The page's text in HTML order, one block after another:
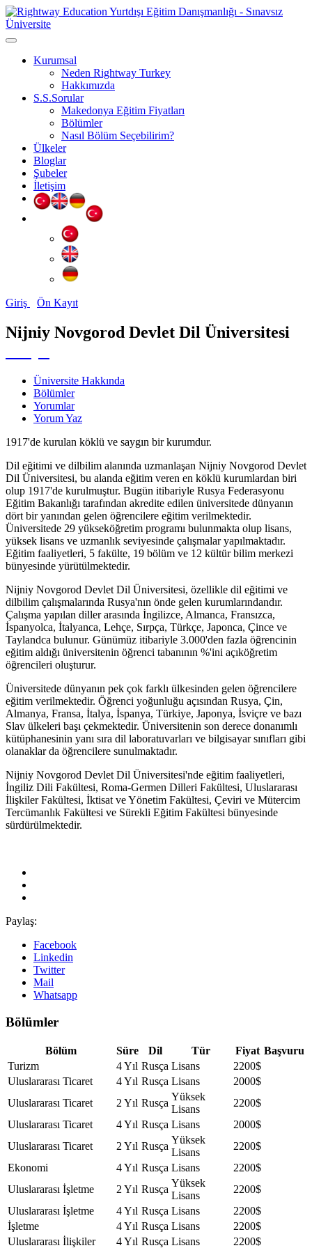
Kurumsal
Neden Rightway Turkey
Hakkımızda
S.S.Sorular
Makedonya Eğitim Fiyatları
Bölümler
Nasıl Bölüm Seçebilirim?
Ülkeler
Bloglar
Şubeler
İletişim
Giriş Ön Kayıt
Nijniy Novgorod Devlet Dil Üniversitesi
Üniversite Hakkında
Bölümler
Yorumlar
Yorum Yaz
1917'de kurulan köklü ve saygın bir kurumdur.
Dil eğitimi ve dilbilim alanında uzmanlaşan Nijniy Novgorod Devlet
Dil Üniversitesi, bu alanda eğitim veren en köklü kurumlardan biri
olup 1917'de kurulmuştur. Bugün itibariyle Rusya Federasyonu
Eğitim Bakanlığı tarafından akredite edilen üniversitede dünyanın
dört bir yanından gelen öğrencilere eğitim verilmektedir.
Üniversitede 29 yükseköğretim programı bulunmakta olup lisans,
yüksek lisans ve uzmanlık seviyesinde çalışmalar yapılmaktadır.
Eğitim faaliyetleri, 5 fakülte, 19 bölüm ve 12 kültür bilim merkezi
bünyesinde yürütülmektedir.
Nijniy Novgorod Devlet Dil Üniversitesi, özellikle dil eğitimi ve
dilbilim çalışmalarında Rusya'nın önde gelen kurumlarındandır.
Çalışma yapılan diller arasında İngilizce, Almanca, Fransızca,
İspanyolca, İtalyanca, Lehçe, Sırpça, Türkçe, Japonca, Çince ve
Taylandca bulunur. Günümüz itibariyle 3.000'den fazla öğrencinin
eğitim aldığı üniversitenin öğrenci tabanının %'ini açıköğretim
öğrencileri oluşturur.
Üniversitede dünyanın pek çok farklı ülkesinden gelen öğrencilere
eğitim verilmektedir. Öğrenci yoğunluğu açısından Rusya, Çin,
Almanya, Fransa, İtalya, İspanya, Türkiye, Japonya, İsviçre ve bazı
Slav ülkeleri başı çekmektedir. Üniversitenin son derece donanımlı
kütüphanesinin yanı sıra dil laboratuvarları ve bilgisayar sınıfları gibi
olanaklar da öğrencilere sunulmaktadır.
Nijniy Novgorod Devlet Dil Üniversitesi'nde eğitim faaliyetleri,
İngiliz Dili Fakültesi, Roma-Germen Dilleri Fakültesi, Uluslararası
İlişkiler Fakültesi, İktisat ve Yönetim Fakültesi, Çeviri ve Mütercim
Tercümanlık Fakültesi ve Sürekli Eğitim Fakültesi bünyesinde
sürdürülmektedir.
Paylaş:
Facebook
Linkedin
Twitter
Mail
Whatsapp
Bölümler
Bölüm Süre Dil Tür Fiyat Başvuru
Turizm
4 Yıl Rusça Lisans
2200$
Uluslararası Ticaret
4 Yıl Rusça Lisans
2000$
Uluslararası Ticaret
2 Yıl Rusça
Yüksek
Lisans
2200$
Uluslararası Ticaret
4 Yıl Rusça Lisans
2000$
Uluslararası Ticaret
2 Yıl Rusça
Yüksek
Lisans
2200$
Ekonomi
4 Yıl Rusça Lisans
2200$
Uluslararası İşletme
2 Yıl Rusça
Yüksek
Lisans
2200$
Uluslararası İşletme
4 Yıl Rusça Lisans
2200$
İşletme
4 Yıl Rusça Lisans
2200$
Uluslararası İlişkiler
4 Yıl Rusça Lisans 2200$